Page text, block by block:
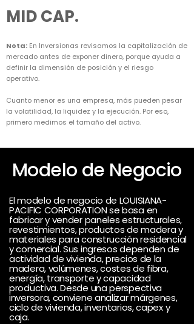
MID CAP.
Nota: En Inversionas revisamos la capitalización de
mercado antes de exponer dinero, porque ayuda a
definir la dimensión de posición y el riesgo
operativo.
Cuanto menor es una empresa, más pueden pesar
la volatilidad, la liquidez y la ejecución. Por eso,
primero medimos el tamaño del activo.
Modelo de Negocio
El modelo de negocio de LOUISIANA-
PACIFIC CORPORATION se basa en
fabricar y vender paneles estructurales,
revestimientos, productos de madera y
materiales para construcción residencial
y comercial. Sus ingresos dependen de
actividad de vivienda, precios de la
madera, volúmenes, costes de fibra,
energía, transporte y capacidad
productiva. Desde una perspectiva
inversora, conviene analizar márgenes,
ciclo de vivienda, inventarios, capex y
caja.